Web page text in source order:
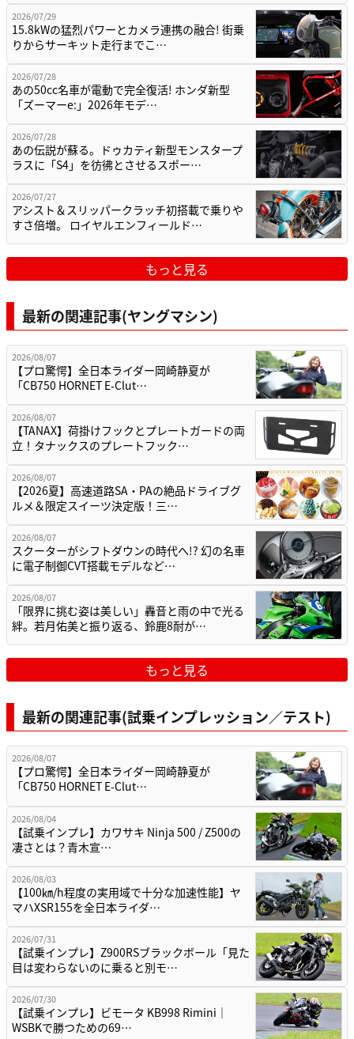
2026/07/29
15.8kWの猛烈パワーとカメラ連携の融合! 街乗
りからサーキット走行までこ…
2026/07/28
あの50cc名車が電動で完全復活! ホンダ新型
「ズーマーe:」2026年モデ…
2026/07/28
あの伝説が蘇る。ドゥカティ新型モンスタープ
ラスに「S4」を彷彿とさせるスポー…
2026/07/27
アシスト＆スリッパークラッチ初搭載で乗りや
すさ倍増。 ロイヤルエンフィールド…
もっと見る
最新の関連記事(ヤングマシン)
2026/08/07
【プロ驚愕】全日本ライダー岡崎静夏が
「CB750 HORNET E-Clut…
2026/08/07
【TANAX】荷掛けフックとプレートガードの両
立！タナックスのプレートフック…
2026/08/07
【2026夏】高速道路SA・PAの絶品ドライブグ
ルメ＆限定スイーツ決定版！三…
2026/08/07
スクーターがシフトダウンの時代へ!? 幻の名車
に電子制御CVT搭載モデルなど…
2026/08/07
「限界に挑む姿は美しい」轟音と雨の中で光る
絆。若月佑美と振り返る、鈴鹿8耐が…
もっと見る
最新の関連記事(試乗インプレッション／テスト)
2026/08/07
【プロ驚愕】全日本ライダー岡崎静夏が
「CB750 HORNET E-Clut…
2026/08/04
【試乗インプレ】カワサキ Ninja 500 / Z500の
凄さとは？青木宣…
2026/08/03
【100㎞/h程度の実用域で十分な加速性能】ヤ
マハXSR155を全日本ライダ…
2026/07/31
【試乗インプレ】Z900RSブラックボール「見た
目は変わらないのに乗ると別モ…
2026/07/30
【試乗インプレ】ビモータ KB998 Rimini｜
WSBKで勝つための69…